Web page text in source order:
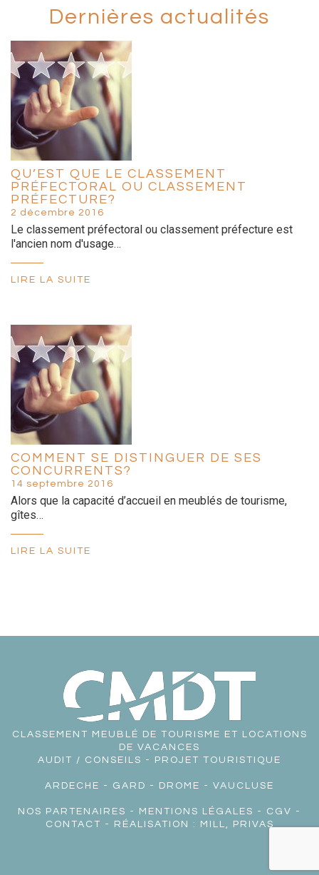
Dernières actualités
QU’EST QUE LE CLASSEMENT
PRÉFECTORAL OU CLASSEMENT
PRÉFECTURE?
2 décembre 2016
Le classement préfectoral ou classement préfecture est
l'ancien nom d'usage…
LIRE LA SUITE
COMMENT SE DISTINGUER DE SES
CONCURRENTS?
14 septembre 2016
Alors que la capacité d’accueil en meublés de tourisme,
gîtes…
LIRE LA SUITE
CLASSEMENT MEUBLÉ DE TOURISME ET LOCATIONS
DE VACANCES
AUDIT / CONSEILS - PROJET TOURISTIQUE
ARDECHE - GARD - DROME - VAUCLUSE
NOS PARTENAIRES - MENTIONS LÉGALES - CGV -
CONTACT - RÉALISATION : MILL, PRIVAS